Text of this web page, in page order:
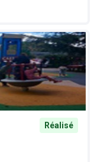
Réalisé